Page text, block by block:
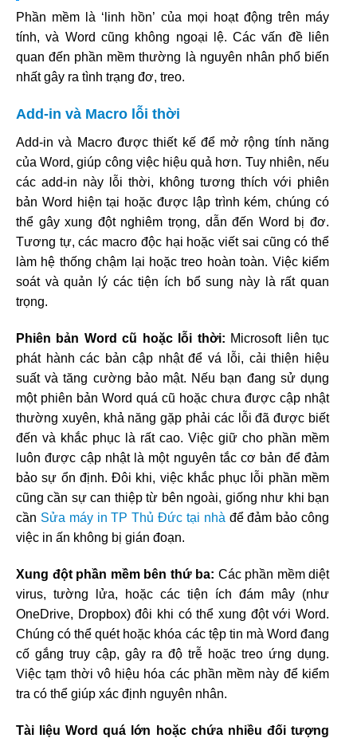
Phần mềm là ‘linh hồn’ của mọi hoạt động trên máy
tính, và Word cũng không ngoại lệ. Các vấn đề liên
quan đến phần mềm thường là nguyên nhân phổ biến
nhất gây ra tình trạng đơ, treo.
Add-in và Macro lỗi thời
Add-in và Macro được thiết kế để mở rộng tính năng
của Word, giúp công việc hiệu quả hơn. Tuy nhiên, nếu
các add-in này lỗi thời, không tương thích với phiên
bản Word hiện tại hoặc được lập trình kém, chúng có
thể gây xung đột nghiêm trọng, dẫn đến Word bị đơ.
Tương tự, các macro độc hại hoặc viết sai cũng có thể
làm hệ thống chậm lại hoặc treo hoàn toàn. Việc kiểm
soát và quản lý các tiện ích bổ sung này là rất quan
trọng.
Phiên bản Word cũ hoặc lỗi thời: Microsoft liên tục
phát hành các bản cập nhật để vá lỗi, cải thiện hiệu
suất và tăng cường bảo mật. Nếu bạn đang sử dụng
một phiên bản Word quá cũ hoặc chưa được cập nhật
thường xuyên, khả năng gặp phải các lỗi đã được biết
đến và khắc phục là rất cao. Việc giữ cho phần mềm
luôn được cập nhật là một nguyên tắc cơ bản để đảm
bảo sự ổn định. Đôi khi, việc khắc phục lỗi phần mềm
cũng cần sự can thiệp từ bên ngoài, giống như khi bạn
cần Sửa máy in TP Thủ Đức tại nhà để đảm bảo công
việc in ấn không bị gián đoạn.
Xung đột phần mềm bên thứ ba: Các phần mềm diệt
virus, tường lửa, hoặc các tiện ích đám mây (như
OneDrive, Dropbox) đôi khi có thể xung đột với Word.
Chúng có thể quét hoặc khóa các tệp tin mà Word đang
cố gắng truy cập, gây ra độ trễ hoặc treo ứng dụng.
Việc tạm thời vô hiệu hóa các phần mềm này để kiểm
tra có thể giúp xác định nguyên nhân.
Tài liệu Word quá lớn hoặc chứa nhiều đối tượng